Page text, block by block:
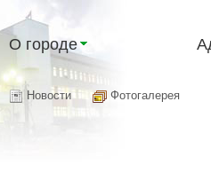
О городе
Новости Фотогалерея